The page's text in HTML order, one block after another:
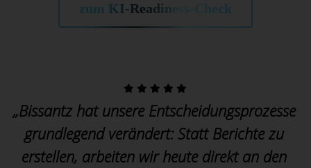
zum KI-Readiness-Check
„Bissantz hat unsere Entscheidungsprozesse
grundlegend verändert: Statt Berichte zu
erstellen, arbeiten wir heute direkt an den